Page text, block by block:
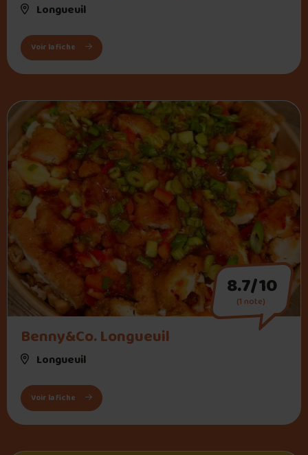
Longueuil
Voir la fiche : Burger Bros (St-Hubert)
Benny&Co. Longueuil
Longueuil
8.7/10
(1 note)
Voir la fiche : Benny&Co. Longueuil